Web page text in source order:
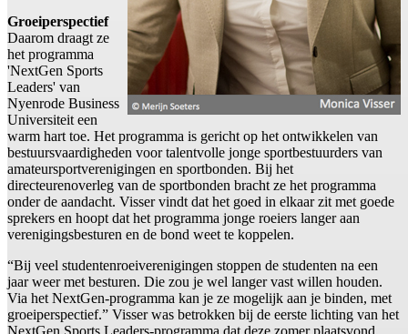
Groeiperspectief
Daarom draagt ze
het programma
'NextGen Sports
Leaders' van
Nyenrode Business
Universiteit een
warm hart toe. Het programma is gericht op het ontwikkelen van
bestuursvaardigheden voor talentvolle jonge sportbestuurders van
amateursportverenigingen en sportbonden. Bij het
directeurenoverleg van de sportbonden bracht ze het programma
onder de aandacht. Visser vindt dat het goed in elkaar zit met goede
sprekers en hoopt dat het programma jonge roeiers langer aan
verenigingsbesturen en de bond weet te koppelen.
“Bij veel studentenroeiverenigingen stoppen de studenten na een
jaar weer met besturen. Die zou je wel langer vast willen houden.
Via het NextGen-programma kan je ze mogelijk aan je binden, met
groeiperspectief.” Visser was betrokken bij de eerste lichting van het